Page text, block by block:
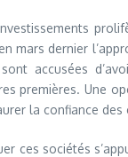
mars dernier
accusées
premières. Une
la confiance
ces sociétés